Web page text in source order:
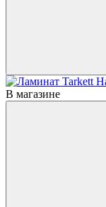
В магазине